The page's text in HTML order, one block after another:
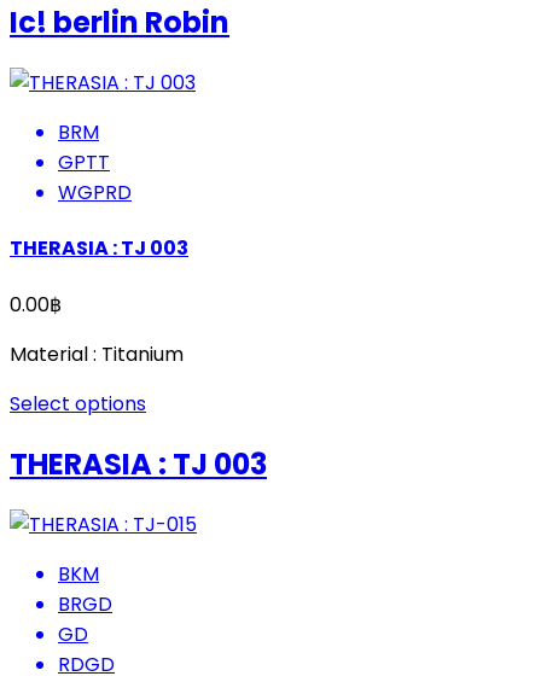
Ic! berlin Robin
BRM
GPTT
WGPRD
THERASIA : TJ 003
0.00฿
Material : Titanium
Select options
THERASIA : TJ 003
BKM
BRGD
GD
RDGD